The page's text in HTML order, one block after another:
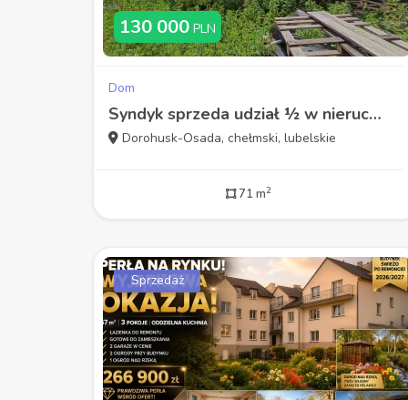
130 000 PLN
Dom
Syndyk sprzeda udział ½ w nieruchomości zabudowaną
Dorohusk-Osada, chełmski, lubelskie
71 m2
Sprzedaż